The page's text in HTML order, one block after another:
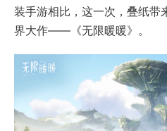
装手游相比，这一次，叠纸带
界大作——《无限暖暖》。